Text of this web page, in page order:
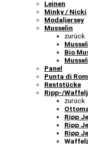
Leinen
Minky / Nicki
Modaljersey
Musselin
zurück
Bio
Panel
Punta di
Reststücke
Ripp-/
zurück
Ripp
Ripp
Ripp